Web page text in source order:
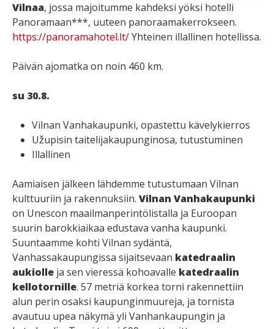
Vilnaa, jossa majoitumme kahdeksi yöksi hotelli
Panoramaan***, uuteen panoraamakerrokseen.
https://panoramahotel.lt/Yhteinen illallinen hotellissa.
Päivän ajomatka on noin 460 km.
su 30.8.
Vilnan Vanhakaupunki, opastettu kävelykierros
Užupisin taitelijakaupunginosa, tutustuminen
Illallinen
Aamiaisen jälkeen lähdemme tutustumaan Vilnan
kulttuuriin ja rakennuksiin. Vilnan Vanhakaupunki
on Unescon maailmanperintölistalla ja Euroopan
suurin barokkiaikaa edustava vanha kaupunki.
Suuntaamme kohti Vilnan sydäntä,
Vanhassakaupungissa sijaitsevaan katedraalin
aukiolle ja sen vieressä kohoavalle katedraalin
kellotornille. 57 metriä korkea torni rakennettiin
alun perin osaksi kaupunginmuureja, ja tornista
avautuu upea näkymä yli Vanhankaupungin ja